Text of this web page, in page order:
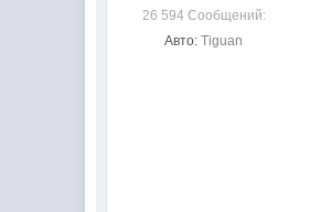
26 594 Сообщений:
Авто: Tiguan